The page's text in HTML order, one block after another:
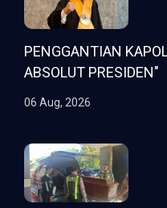
PENGGANTIAN KAPOLRI
ABSOLUT PRESIDEN"
06 Aug, 2026